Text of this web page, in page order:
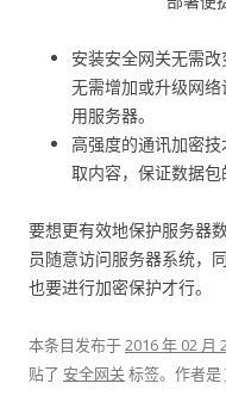
安装安全网关无需
无需增加或升级网
用服务器。
高强度的通讯加密
取内容，保证数据包
要想更有效地保护服务器
员随意访问服务器系统，
也要进行加密保护才行。
本条目发布于2016 年 02 月
贴了 安全网关 标签。 作者是